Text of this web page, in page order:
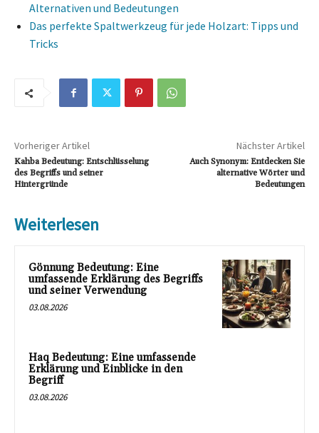
Alternativen und Bedeutungen
Das perfekte Spaltwerkzeug für jede Holzart: Tipps und
Tricks
Vorheriger Artikel
Kahba Bedeutung: Entschlüsselung
des Begriffs und seiner
Hintergründe
Nächster Artikel
Auch Synonym: Entdecken Sie
alternative Wörter und
Bedeutungen
Weiterlesen
Gönnung Bedeutung: Eine
umfassende Erklärung des Begriffs
und seiner Verwendung
03.08.2026
Haq Bedeutung: Eine umfassende
Erklärung und Einblicke in den
Begriff
03.08.2026